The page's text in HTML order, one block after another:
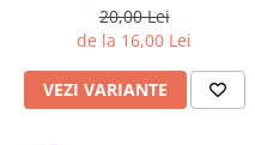
Lip gloss/luciu buze
Ruj solid/lichid
Creion contur
Masca buze
20,00 Lei
de la 16,00 Lei
VEZI VARIANTE